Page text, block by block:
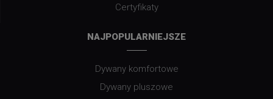
Certyfikaty
NAJPOPULARNIEJSZE
Dywany komfortowe
Dywany pluszowe